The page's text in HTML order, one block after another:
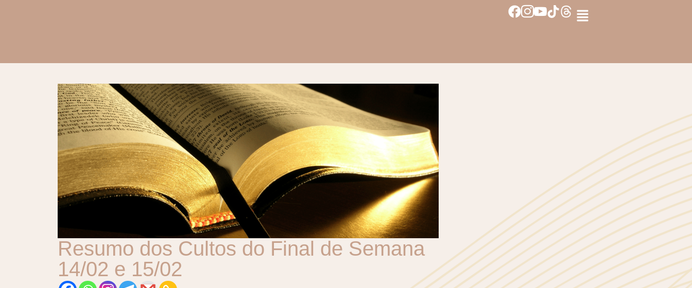
Resumo dos Cultos do Final de Semana
14/02 e 15/02